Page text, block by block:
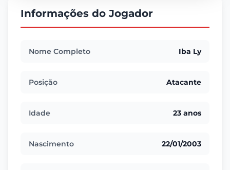
Informações do Jogador
Nome Completo Iba Ly
Posição Atacante
Idade 23 anos
Nascimento 22/01/2003